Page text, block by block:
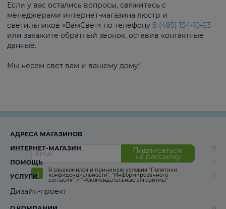
Если у вас остались вопросы, свяжитесь с
менеджерами интернет-магазина люстр и
светильников «ВамСвет» по телефону 8 (495) 154-10-63
или закажите обратный звонок, оставив контактные
данные.
Мы несем свет вам и вашему дому!
Подписаться
на рассылку
Я ознакомился и принимаю условия “Политики
конфиденциальности”, “Информированного
согласия“ и “Рекомендательные алгоритмы“
АДРЕСА МАГАЗИНОВ
ИНТЕРНЕТ-МАГАЗИН
ПОМОЩЬ
УСЛУГИ
Дизайн-проект